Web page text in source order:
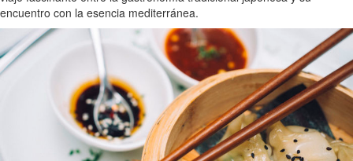
encuentro con la esencia mediterránea.